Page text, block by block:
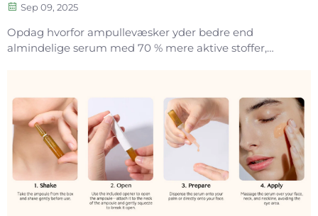
Sep 09, 2025
Opdag hvorfor ampullevæsker yder bedre end
almindelige serum med 70 % mere aktive stoffer,
bruger dem effektivt.